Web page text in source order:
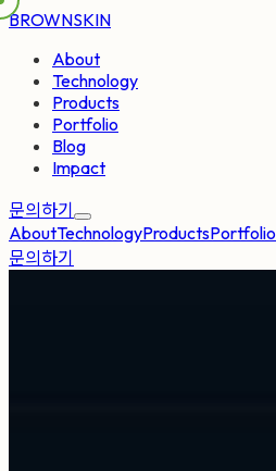
BROWNSKIN
About
Technology
Products
Portfolio
Blog
Impact
문의하기
AboutTechnologyProductsPortfolio
문의하기